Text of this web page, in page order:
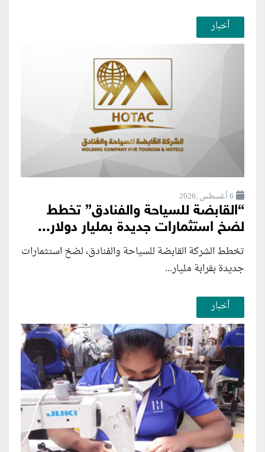
أخبار
6 أغسطس ,2026
“القابضة للسياحة والفنادق” تخطط
لضخ استثمارات جديدة بمليار دولار...
تخطط الشركة القابضة للسياحة والفنادق، لضخ استثمارات
جديدة بقرابة مليار...
أخبار